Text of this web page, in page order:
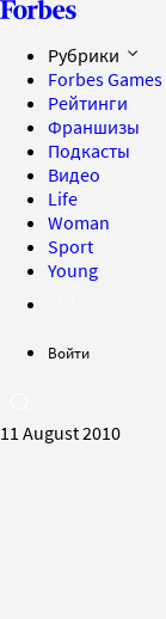
Рубрики
Forbes Games
Рейтинги
Франшизы
Подкасты
Видео
Life
Woman
Sport
Young
Войти
11 August 2010